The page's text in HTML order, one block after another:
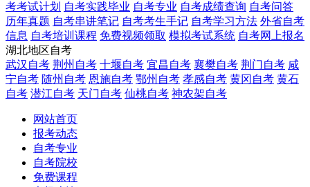
考考试计划 自考实践毕业 自考专业 自考成绩查询 自考问答
历年真题 自考串讲笔记 自考考生手记 自考学习方法 外省自考
信息 自考培训课程 免费视频领取 模拟考试系统 自考网上报名
湖北地区自考
武汉自考 荆州自考 十堰自考 宜昌自考 襄樊自考 荆门自考 咸
宁自考 随州自考 恩施自考 鄂州自考 孝感自考 黄冈自考 黄石
自考 潜江自考 天门自考 仙桃自考 神农架自考
网站首页
报考动态
自考专业
自考院校
免费课程